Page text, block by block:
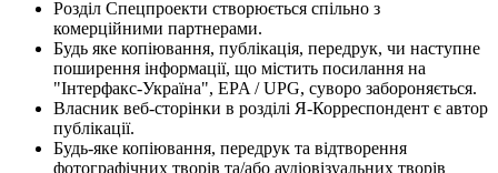
Розділ Спецпроекти створюється спільно з
комерційними партнерами.
Будь яке копіювання, публікація, передрук, чи наступне
поширення інформації, що містить посилання на
"Інтерфакс-Україна", EPA / UPG, суворо забороняється.
Власник веб-сторінки в розділі Я-Корреспондент є автор
публікації.
Будь-яке копіювання, передрук та відтворення
фотографічних творів та/або аудіовізуальних творів